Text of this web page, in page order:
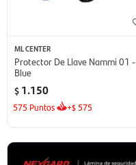
ML CENTER
Protector De Llave Nammi 01 -
Blue
$ 1.150
575 Puntos +$ 575